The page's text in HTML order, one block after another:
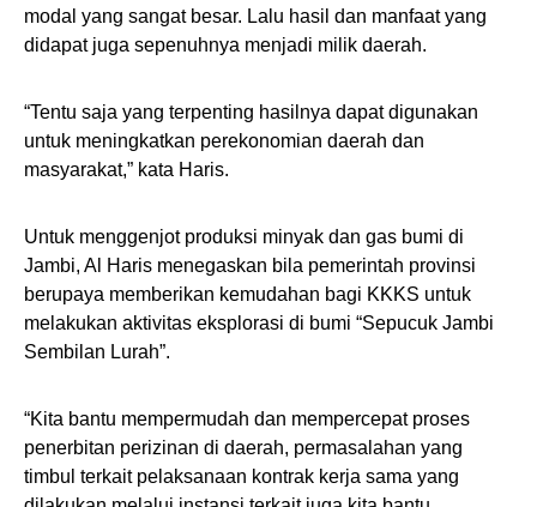
modal yang sangat besar. Lalu hasil dan manfaat yang
didapat juga sepenuhnya menjadi milik daerah.
“Tentu saja yang terpenting hasilnya dapat digunakan
untuk meningkatkan perekonomian daerah dan
masyarakat,” kata Haris.
Untuk menggenjot produksi minyak dan gas bumi di
Jambi, Al Haris menegaskan bila pemerintah provinsi
berupaya memberikan kemudahan bagi KKKS untuk
melakukan aktivitas eksplorasi di bumi “Sepucuk Jambi
Sembilan Lurah”.
“Kita bantu mempermudah dan mempercepat proses
penerbitan perizinan di daerah, permasalahan yang
timbul terkait pelaksanaan kontrak kerja sama yang